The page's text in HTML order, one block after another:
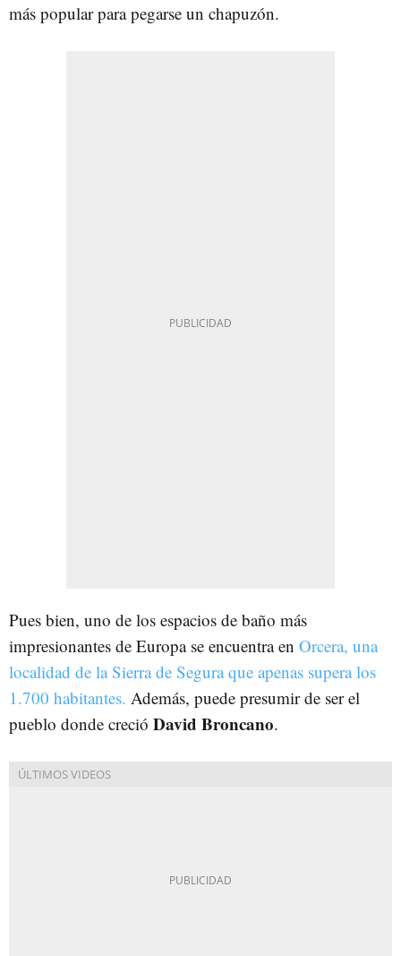
más popular para pegarse un chapuzón.
Pues bien, uno de los espacios de baño más
impresionantes de Europa se encuentra en Orcera, una
localidad de la Sierra de Segura que apenas supera los
1.700 habitantes. Además, puede presumir de ser el
pueblo donde creció David Broncano.